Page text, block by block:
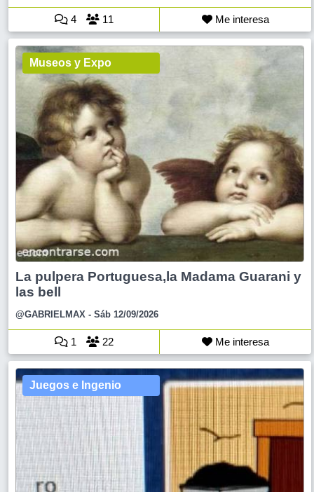
4 11 Me interesa
Museos y Expo
La pulpera Portuguesa,la Madama Guarani y
las bell
@GABRIELMAX - Sáb 12/09/2026
1 22 Me interesa
Juegos e Ingenio